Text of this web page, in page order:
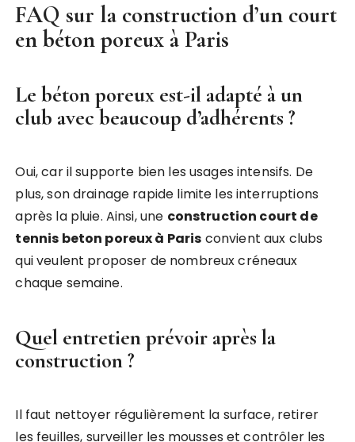
FAQ sur la construction d’un court
en béton poreux à Paris
Le béton poreux est-il adapté à un
club avec beaucoup d’adhérents ?
Oui, car il supporte bien les usages intensifs. De
plus, son drainage rapide limite les interruptions
après la pluie. Ainsi, une construction court de
tennis beton poreux à Paris convient aux clubs
qui veulent proposer de nombreux créneaux
chaque semaine.
Quel entretien prévoir après la
construction ?
Il faut nettoyer régulièrement la surface, retirer
les feuilles, surveiller les mousses et contrôler les